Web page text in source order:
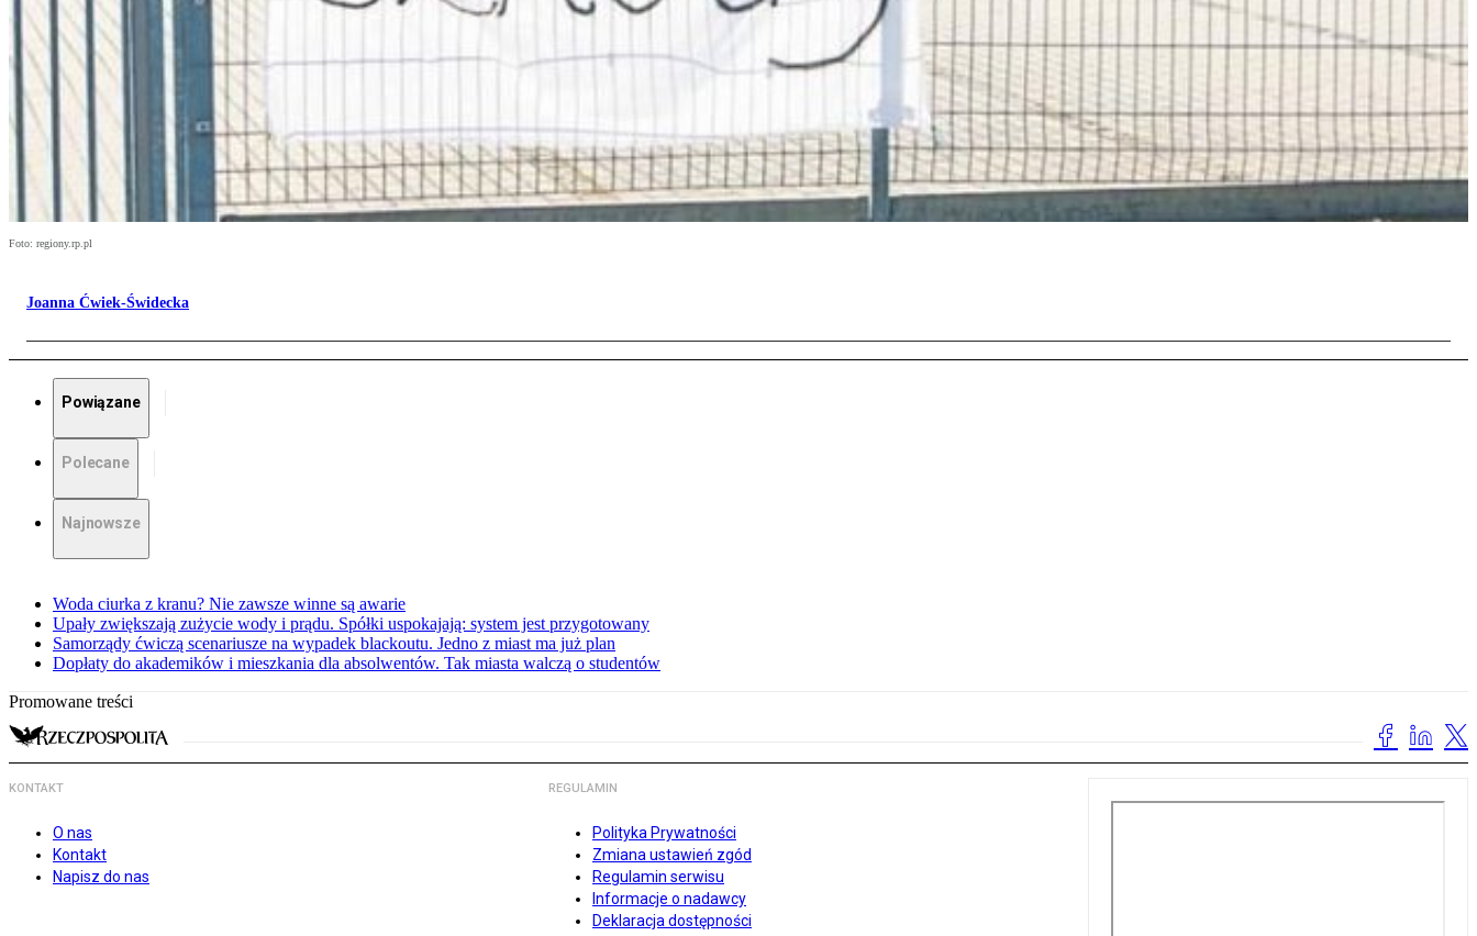
Foto: regiony.rp.pl
Joanna Ćwiek-Świdecka
Powiązane
Polecane
Najnowsze
Woda ciurka z kranu? Nie zawsze winne są awarie
Upały zwiększają zużycie wody i prądu. Spółki uspokajają: system jest przygotowany
Samorządy ćwiczą scenariusze na wypadek blackoutu. Jedno z miast ma już plan
Dopłaty do akademików i mieszkania dla absolwentów. Tak miasta walczą o studentów
Promowane treści
KONTAKT
O nas
Kontakt
Napisz do nas
REGULAMIN
Polityka Prywatności
Zmiana ustawień zgód
Regulamin serwisu
Informacje o nadawcy
Deklaracja dostępności